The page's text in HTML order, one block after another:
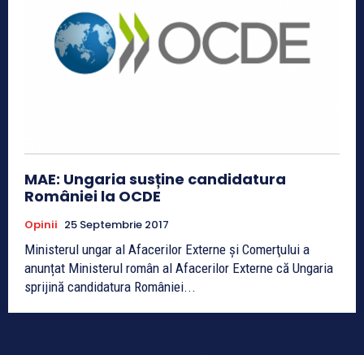
MAE: Ungaria susține candidatura
României la OCDE
Opinii 25 Septembrie 2017
Ministerul ungar al Afacerilor Externe şi Comerţului a
anunțat Ministerul român al Afacerilor Externe că Ungaria
sprijină candidatura României...